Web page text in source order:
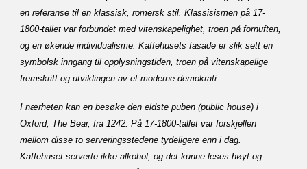
en referanse til en klassisk, romersk stil. Klassisismen på 17-
1800-tallet var forbundet med vitenskapelighet, troen på fornuften,
og en økende individualisme. Kaffehusets fasade er slik sett en
symbolsk inngang til opplysningstiden, troen på vitenskapelige
fremskritt og utviklingen av et moderne demokrati.
I nærheten kan en besøke den eldste puben (public house) i
Oxford, The Bear, fra 1242. På 17-1800-tallet var forskjellen
mellom disse to serveringsstedene tydeligere enn i dag.
Kaffehuset serverte ikke alkohol, og det kunne leses høyt og